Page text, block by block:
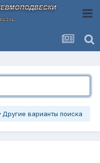
Другие варианты поиска